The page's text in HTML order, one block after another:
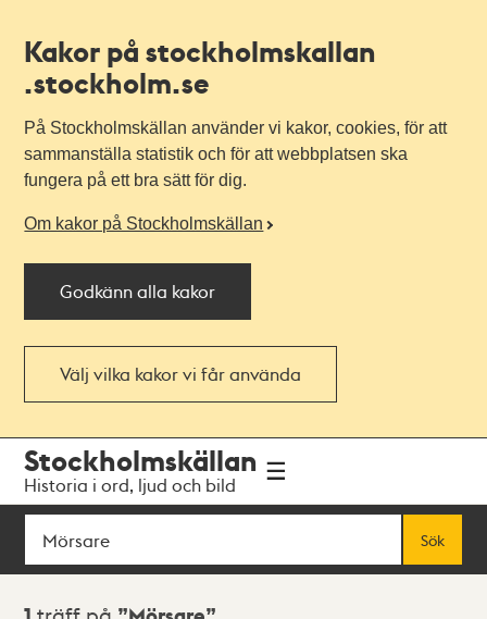
Kakor på stockholmskallan
.stockholm.se
På Stockholmskällan använder vi kakor, cookies, för att
sammanställa statistik och för att webbplatsen ska
fungera på ett bra sätt för dig.
Om kakor på Stockholmskällan
Godkänn alla kakor
Välj vilka kakor vi får använda
navigationen
huvudinnehållet
Stockholmskällan
Historia i ord, ljud och bild
Sök
Sök
Sökresultat